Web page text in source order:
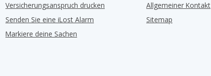
Versicherungsanspruch drucken
Senden Sie eine iLost Alarm
Markiere deine Sachen
Allgemeiner Kontakt
Sitemap